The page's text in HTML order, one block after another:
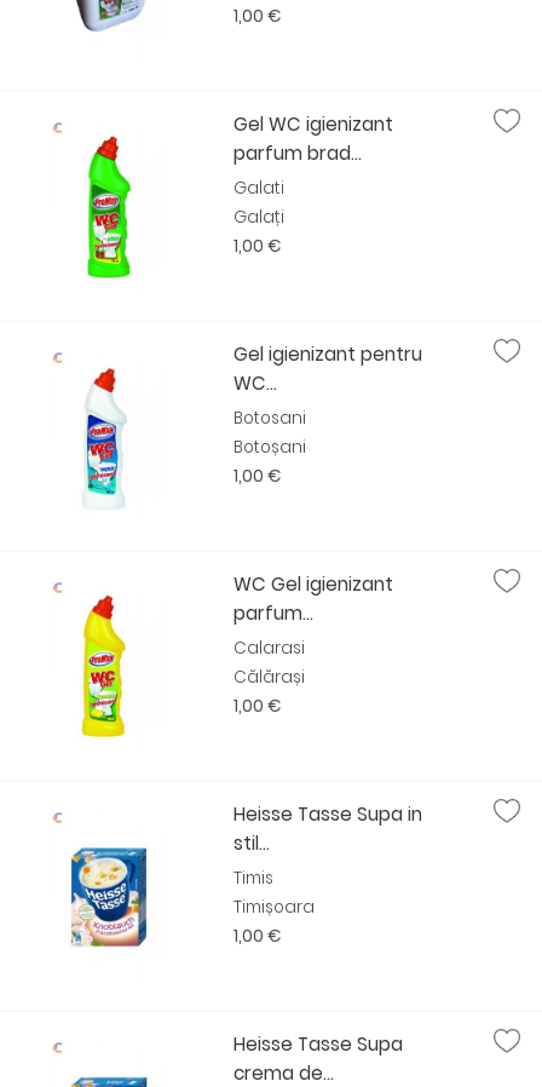
1,00 €
Gel WC igienizant
parfum brad...
Galati
Galați
1,00 €
Gel igienizant pentru
WC...
Botosani
Botoșani
1,00 €
WC Gel igienizant
parfum...
Calarasi
Călărași
1,00 €
Heisse Tasse Supa in
stil...
Timis
Timișoara
1,00 €
Heisse Tasse Supa
crema de...